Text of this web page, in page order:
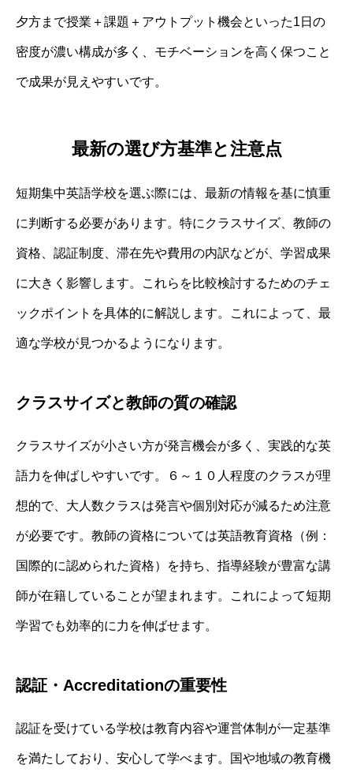
夕方まで授業＋課題＋アウトプット機会といった1日の
密度が濃い構成が多く、モチベーションを高く保つこと
で成果が見えやすいです。
最新の選び方基準と注意点
短期集中英語学校を選ぶ際には、最新の情報を基に慎重
に判断する必要があります。特にクラスサイズ、教師の
資格、認証制度、滞在先や費用の内訳などが、学習成果
に大きく影響します。これらを比較検討するためのチェ
ックポイントを具体的に解説します。これによって、最
適な学校が見つかるようになります。
クラスサイズと教師の質の確認
クラスサイズが小さい方が発言機会が多く、実践的な英
語力を伸ばしやすいです。６～１０人程度のクラスが理
想的で、大人数クラスは発言や個別対応が減るため注意
が必要です。教師の資格については英語教育資格（例：
国際的に認められた資格）を持ち、指導経験が豊富な講
師が在籍していることが望まれます。これによって短期
学習でも効率的に力を伸ばせます。
認証・Accreditationの重要性
認証を受けている学校は教育内容や運営体制が一定基準
を満たしており、安心して学べます。国や地域の教育機